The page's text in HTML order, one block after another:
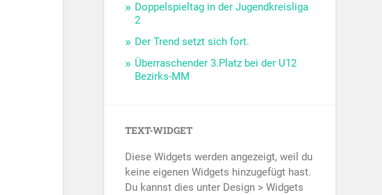
Doppelspieltag in der Jugendkreisliga
2
Der Trend setzt sich fort.
Überraschender 3.Platz bei der U12
Bezirks-MM
TEXT-WIDGET
Diese Widgets werden angezeigt, weil du
keine eigenen Widgets hinzugefügt hast.
Du kannst dies unter Design > Widgets